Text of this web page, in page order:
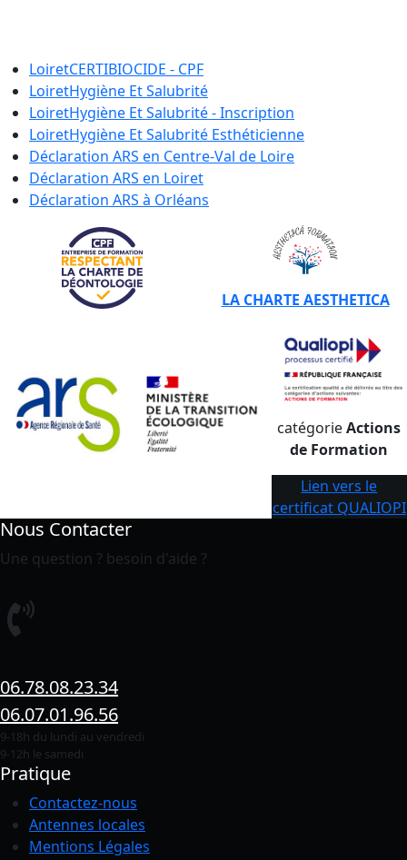
LoiretCERTIBIOCIDE - CPF
LoiretHygiène Et Salubrité
LoiretHygiène Et Salubrité - Inscription
LoiretHygiène Et Salubrité Esthéticienne
Déclaration ARS en Centre-Val de Loire
Déclaration ARS en Loiret
Déclaration ARS à Orléans
LA CHARTE AESTHETICA
catégorieActions
de Formation
Lien vers le
certificat QUALIOPI
Nous Contacter
Une question ? besoin d'aide ?
06.78.08.23.34
06.07.01.96.56
9-18h du lundi au vendredi
9-12h le samedi
Pratique
Contactez-nous
Antennes locales
Mentions Légales